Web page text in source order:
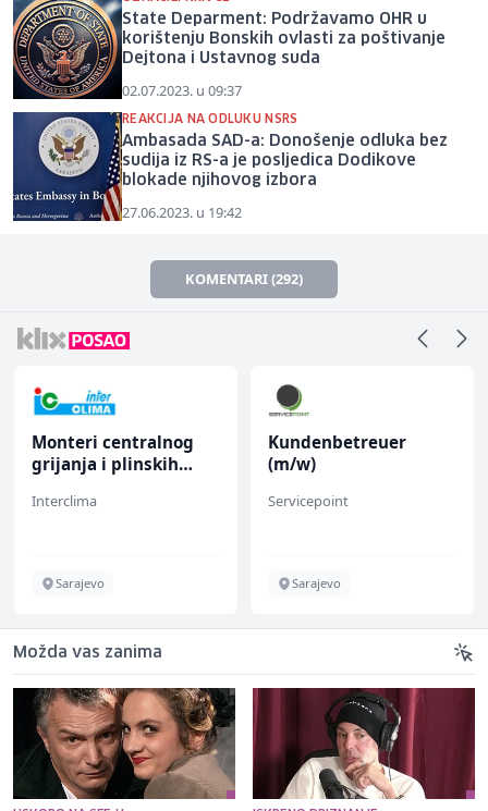
State Deparment: Podržavamo OHR u
korištenju Bonskih ovlasti za poštivanje
Dejtona i Ustavnog suda
02.07.2023. u 09:37
REAKCIJA NA ODLUKU NSRS
Ambasada SAD-a: Donošenje odluka bez
sudija iz RS-a je posljedica Dodikove
blokade njihovog izbora
27.06.2023. u 19:42
KOMENTARI (292)
Monteri centralnog
grijanja i plinskih
Interclima
Sarajevo
Kundenbetreuer
(m/w)
Servicepoint
Sarajevo
Možda vas zanima